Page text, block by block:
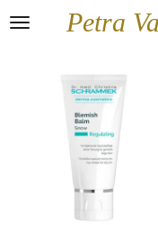
Ga
hoofdinhoud
Petra